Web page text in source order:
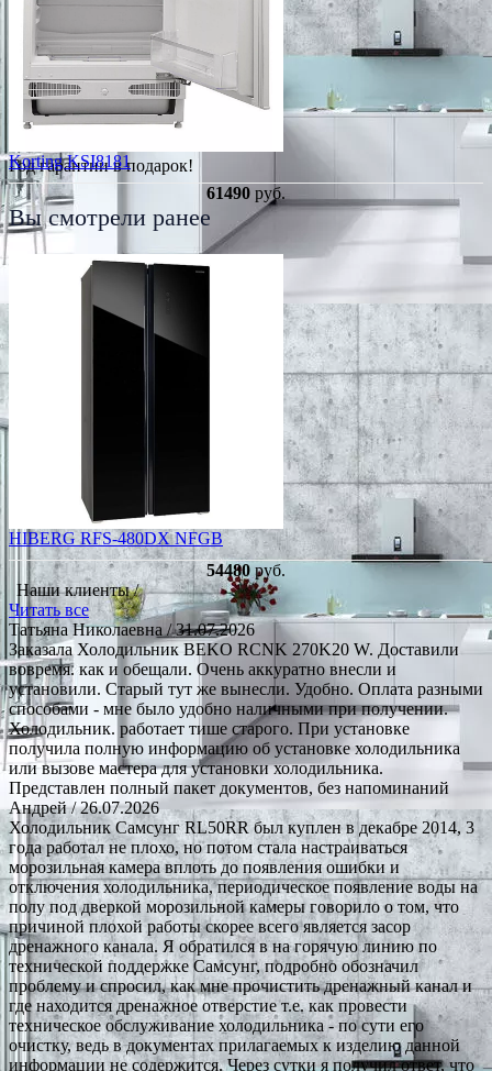
Год гарантии в подарок!
Korting KSI8181
61490 руб.
Вы смотрели ранее
HIBERG RFS-480DX NFGB
54480 руб.
Наши клиенты /
Читать все
Татьяна Николаевна / 31.07.2026
Заказала Холодильник BEKO RCNK 270K20 W. Доставили
вовремя. как и обещали. Очень аккуратно внесли и
установили. Старый тут же вынесли. Удобно. Оплата разными
способами - мне было удобно наличными при получении.
Холодильник. работает тише старого. При установке
получила полную информацию об установке холодильника
или вызове мастера для установки холодильника.
Представлен полный пакет документов, без напоминаний
Андрей/ 26.07.2026
Холодильник Самсунг RL50RR был куплен в декабре 2014, 3
года работал не плохо, но потом стала настраиваться
морозильная камера вплоть до появления ошибки и
отключения холодильника, периодическое появление воды на
полу под дверкой морозильной камеры говорило о том, что
причиной плохой работы скорее всего является засор
дренажного канала. Я обратился в на горячую линию по
технической поддержке Самсунг, подробно обозначил
проблему и спросил, как мне прочистить дренажный канал и
где находится дренажное отверстие т.е. как провести
техническое обслуживание холодильника - по сути его
очистку, ведь в документах прилагаемых к изделию данной
информации не содержится. Через сутки я получил ответ, что